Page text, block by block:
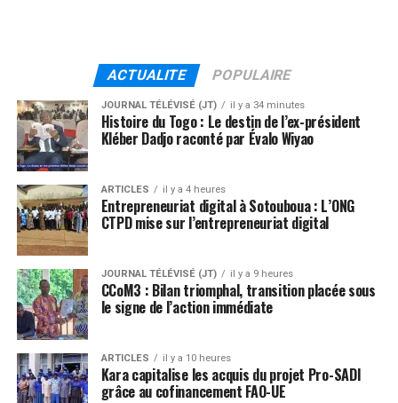
ACTUALITE POPULAIRE
JOURNAL TÉLÉVISÉ (JT) il y a 34 minutes
Histoire du Togo : Le destin de l’ex-président
Kléber Dadjo raconté par Évalo Wiyao
ARTICLES il y a 4 heures
Entrepreneuriat digital à Sotouboua : L’ONG
CTPD mise sur l’entrepreneuriat digital
JOURNAL TÉLÉVISÉ (JT) il y a 9 heures
CCoM3 : Bilan triomphal, transition placée sous
le signe de l’action immédiate
ARTICLES il y a 10 heures
Kara capitalise les acquis du projet Pro-SADI
grâce au cofinancement FAO-UE